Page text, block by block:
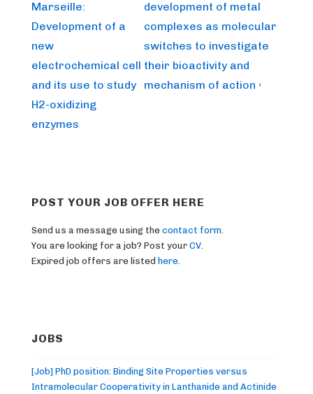
is
Marseille:
Development of a
new
electrochemical cell
and its use to study
H2-oxidizing
enzymes
is
development of metal
complexes as molecular
switches to investigate
their bioactivity and
mechanism of action ›
POST YOUR JOB OFFER HERE
Send us a message using the contact form
You are looking for a job? Post your CV
Expired job offers are listed here
JOBS
[Job] PhD position: Binding Site Properties versus
Intramolecular Cooperativity in Lanthanide and Actinide